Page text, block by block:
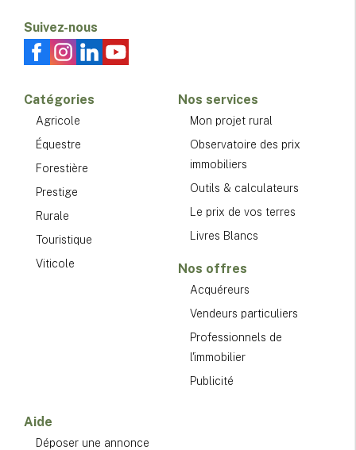
Suivez-nous
Catégories
Agricole
Équestre
Forestière
Prestige
Rurale
Touristique
Viticole
Nos services
Mon projet rural
Observatoire des prix
immobiliers
Outils & calculateurs
Le prix de vos terres
Livres Blancs
Nos offres
Acquéreurs
Vendeurs particuliers
Professionnels de
l'immobilier
Publicité
Aide
Déposer une annonce